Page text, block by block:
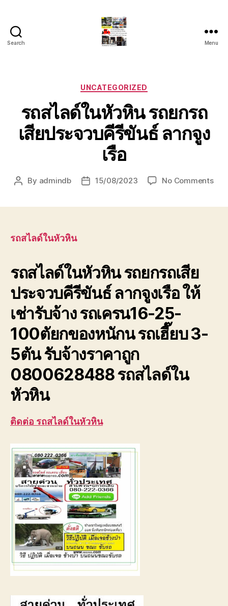
Search
สไลด์
เขต
หัวหิน
24
ชั่วโมง
ติดต่อ
โทร
0888000456
Menu
Categories
UNCATEGORIZED
รถสไลด์ในหัวหิน รถยกรถ
เสียประจวบคีรีขันธ์ ลากจูง
เรือ
Post
By admindb
Post15/08/2023 No Commentson
รถสไลด์ในหัวหิน
รถสไลด์ในหัวหิน รถยกรถเสีย
ประจวบคีรีขันธ์ ลากจูงเรือ ให้
เช่ารับจ้าง รถเครน16-25-
100ตัยกของหนักน รถเฮี๊ยบ 3-
5ตัน รับจ้างราคาถูก
0800628488 รถสไลด์ใน
หัวหิน
ติดต่อ รถสไลด์ในหัวหิน